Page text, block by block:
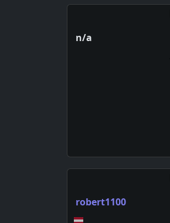
n/a
robert1100